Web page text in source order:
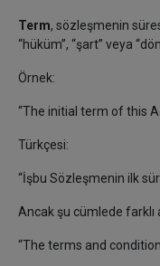
Term, sözleşmenin
“hüküm”, “şart” veya
Örnek:
“The initial term of this
Türkçesi:
“İşbu Sözleşmenin ilk
Ancak şu cümlede farklı
“The terms and